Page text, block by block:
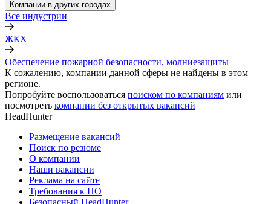
Компании в других городах
Все индустрии
ЖКХ
Обеспечение пожарной безопасности, молниезащиты
К сожалению, компании данной сферы не найдены в этом
регионе.
Попробуйте воспользоваться поиском по компаниям или
посмотреть компании без открытых вакансий
HeadHunter
Размещение вакансий
Поиск по резюме
О компании
Наши вакансии
Реклама на сайте
Требования к ПО
Безопасный HeadHunter